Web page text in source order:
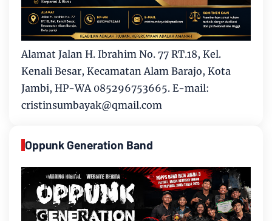
Alamat Jalan H. Ibrahim No. 77 RT.18, Kel.
Kenali Besar, Kecamatan Alam Barajo, Kota
Jambi, HP-WA 085296753665. E-mail:
cristinsumbayak@qmail.com
Oppunk Generation Band